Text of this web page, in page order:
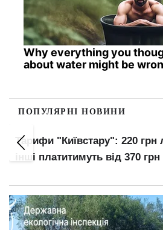
Why everything you
about water might be
ПОПУЛЯРНІ НОВИНИ
Тарифи "Київстару": 220 грн
інші платитимуть від 370 грн